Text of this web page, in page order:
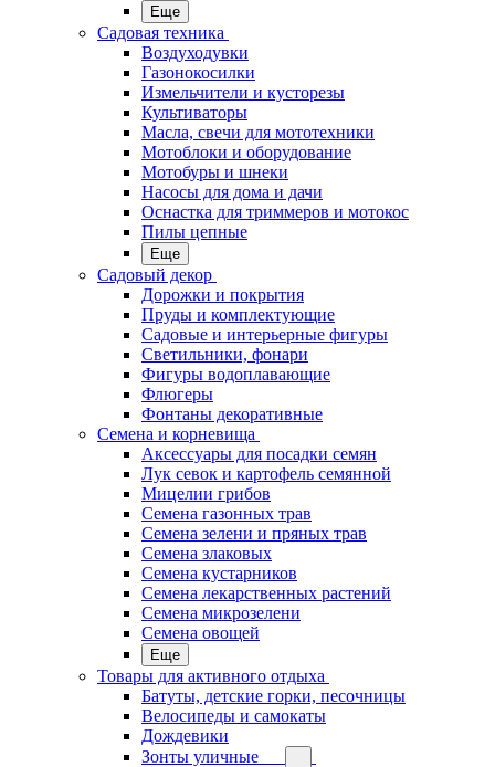
Еще
Садовая техника
Воздуходувки
Газонокосилки
Измельчители и кусторезы
Культиваторы
Масла, свечи для мототехники
Мотоблоки и оборудование
Мотобуры и шнеки
Насосы для дома и дачи
Оснастка для триммеров и мотокос
Пилы цепные
Еще
Садовый декор
Дорожки и покрытия
Пруды и комплектующие
Садовые и интерьерные фигуры
Светильники, фонари
Фигуры водоплавающие
Флюгеры
Фонтаны декоративные
Семена и корневища
Аксессуары для посадки семян
Лук севок и картофель семянной
Мицелии грибов
Семена газонных трав
Семена зелени и пряных трав
Семена злаковых
Семена кустарников
Семена лекарственных растений
Семена микрозелени
Семена овощей
Еще
Товары для активного отдыха
Батуты, детские горки, песочницы
Велосипеды и самокаты
Дождевики
Зонты уличные